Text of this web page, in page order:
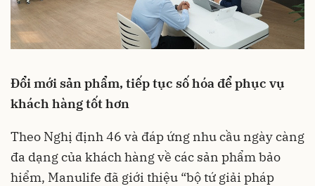
Đổi mới sản phẩm, tiếp tục số hóa để phục vụ
khách hàng tốt hơn
Theo Nghị định 46 và đáp ứng nhu cầu ngày càng
đa dạng của khách hàng về các sản phẩm bảo
hiểm, Manulife đã giới thiệu “bộ tứ giải pháp